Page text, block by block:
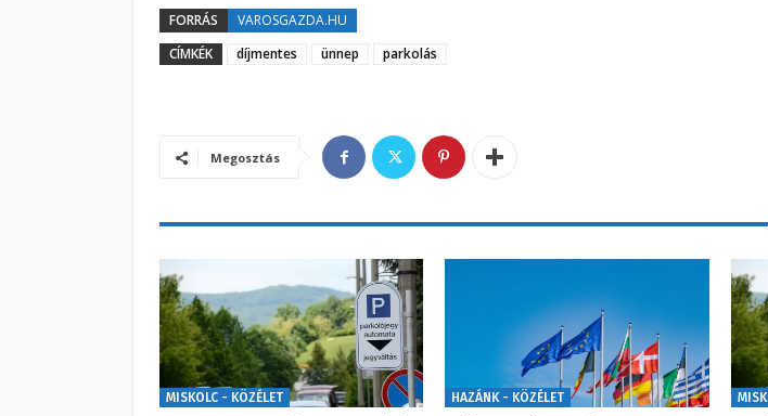
FORRÁS
VAROSGAZDA.HU
CÍMKÉK
díjmentes ünnep parkolás
Megosztás
MISKOLC - KÖZÉLET HAZÁNK - KÖZÉLET